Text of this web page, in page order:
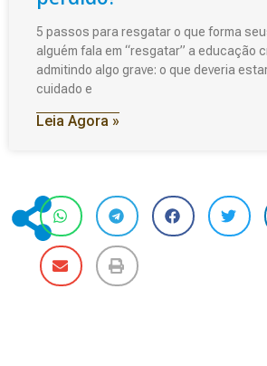
5 passos para resgatar o que forma
alguém fala em “resgatar” a educação
admitindo algo grave: o que deveria
cuidado e
Leia Agora »